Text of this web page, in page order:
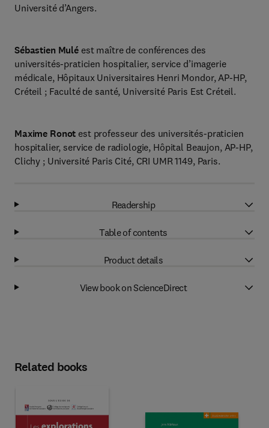
Université d’Angers.
Sébastien Mulé est maître de conférences des
universités-praticien hospitalier, service d’imagerie
médicale, Hôpitaux Universitaires Henri Mondor, AP-HP,
Créteil ; Faculté de santé, Université Paris Est Créteil.
Maxime Ronot est professeur des universités-praticien
hospitalier, service de radiologie, Hôpital Beaujon, AP-HP,
Clichy ; Université Paris Cité, CRI UMR 1149, Paris.
Readership
Table of contents
Product details
View book on ScienceDirect
Related books